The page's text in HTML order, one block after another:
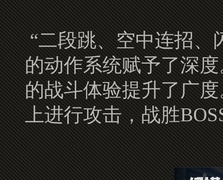
“二段跳、空中连招、
的动作系统赋予了深
的战斗体验提升了广
上进行攻击，战胜